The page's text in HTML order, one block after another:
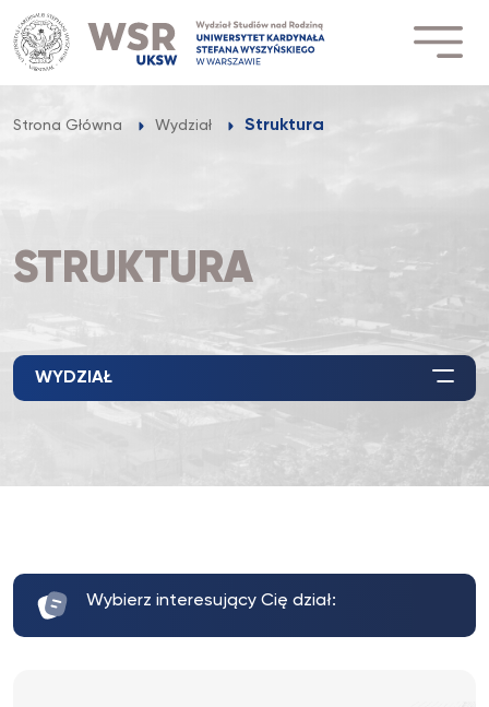
Przejdź
do
treści
Strona Główna Wydział Struktura
STRUKTURA
WYDZIAŁ
Wybierz interesujący Cię dział: